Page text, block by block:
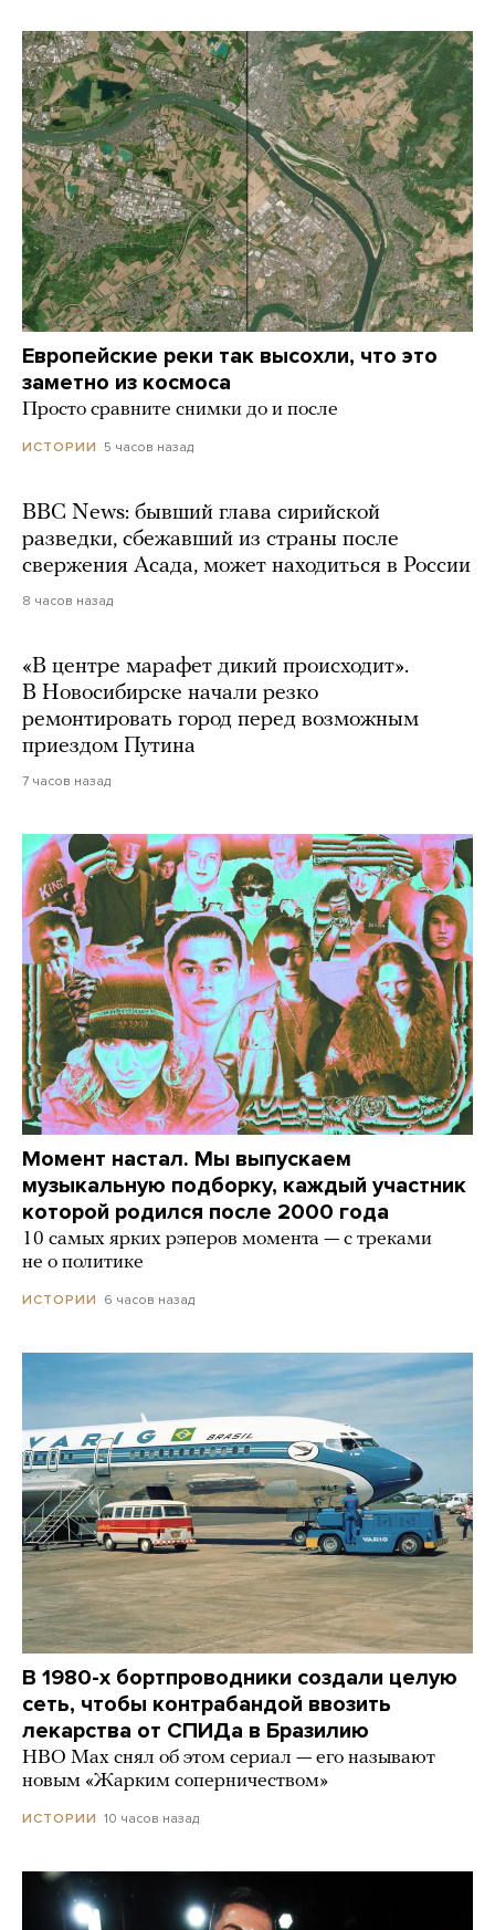
Европейские реки так высохли, что это
заметно из космоса
Просто сравните снимки до и после
ИСТОРИИ 5 часов назад
BBC News: бывший глава сирийской
разведки, сбежавший из страны после
свержения Асада, может находиться в России
8 часов назад
«В центре марафет дикий происходит».
В Новосибирске начали резко
ремонтировать город перед возможным
приездом Путина
7 часов назад
Момент настал. Мы выпускаем
музыкальную подборку, каждый участник
которой родился после 2000 года
10 самых ярких рэперов момента — с треками
не о политике
ИСТОРИИ 6 часов назад
В 1980-х бортпроводники создали целую
сеть, чтобы контрабандой ввозить
лекарства от СПИДа в Бразилию
HBO Max снял об этом сериал — его называют
новым «Жарким соперничеством»
ИСТОРИИ 10 часов назад